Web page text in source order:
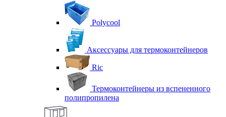
Polycool
Аксессуары для термоконтейнеров
Ric
Термоконтейнеры из вспененного
полипропилена